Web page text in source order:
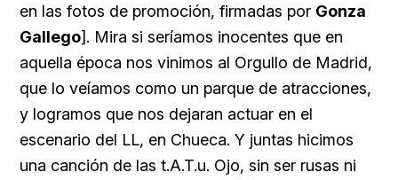
en las fotos de promoción, firmadas por Gonza
Gallego]. Mira si seríamos inocentes que en
aquella época nos vinimos al Orgullo de Madrid,
que lo veíamos como un parque de atracciones,
y logramos que nos dejaran actuar en el
escenario del LL, en Chueca. Y juntas hicimos
una canción de las t.A.T.u. Ojo, sin ser rusas ni